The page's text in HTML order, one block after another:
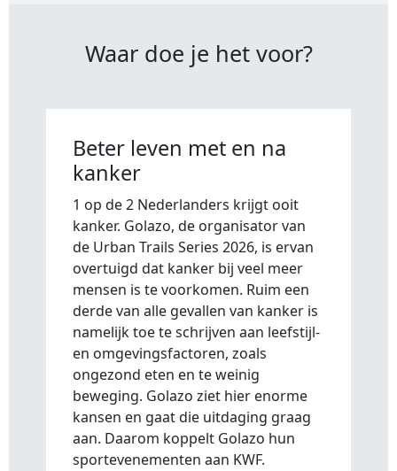
Waar doe je het voor?
Beter leven met en na
kanker
1 op de 2 Nederlanders krijgt ooit
kanker. Golazo, de organisator van
de Urban Trails Series 2026, is ervan
overtuigd dat kanker bij veel meer
mensen is te voorkomen. Ruim een
derde van alle gevallen van kanker is
namelijk toe te schrijven aan leefstijl-
en omgevingsfactoren, zoals
ongezond eten en te weinig
beweging. Golazo ziet hier enorme
kansen en gaat die uitdaging graag
aan. Daarom koppelt Golazo hun
sportevenementen aan KWF.